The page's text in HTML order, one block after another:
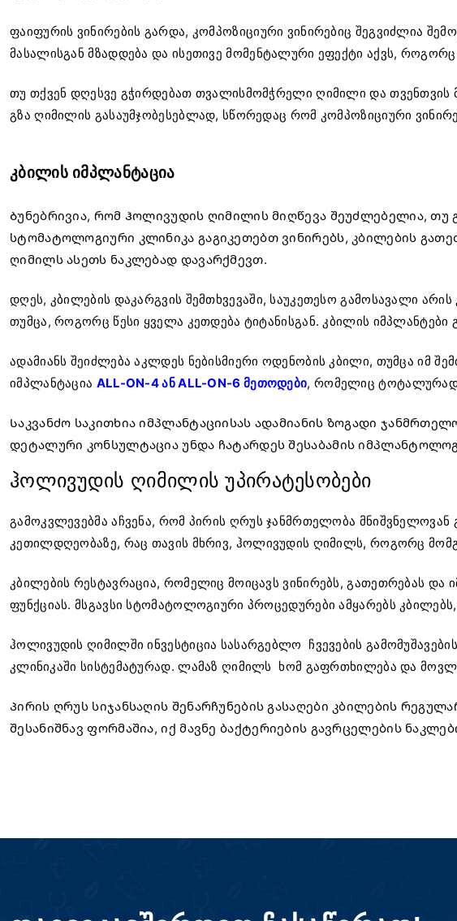
ფაიფურის ვინირების გარდა, კომპოზიციური ვინირებიც შეგვიძლია
მასალისგან მზადდება და ისეთივე მომენტალური ეფექტი აქვს,
თუ თქვენ დღესვე გჭირდებათ თვალისმომჭრელი ღიმილი და თვენთვის
გზა ღიმილის გასაუმჯობესებლად, სწორედაც რომ კომპოზიციური
კბილის იმპლანტაცია
Ბუნებრივია, რომ Ჰოლივუდის ღიმილის მიღწევა შეუძლებელია, თუ
სტომატოლოგიური კლინიკა გაგიკეთებთ ვინირებს, კბილების
ღიმილს ასეთს ნაკლებად დავარქმევთ.
დღეს, კბილების დაკარგვის შემთხვევაში, საუკეთესო გამოსავალი
თუმცა, როგორც წესი ყველა კეთდება ტიტანისგან. კბილის იმპლანტები
ადამიანს შეიძლება აკლდეს ნებისმიერი ოდენობის კბილი, თუმცა იმ
იმპლანტაცია ALL-ON-4 ან ALL-ON-6 მეთოდები, რომელიც ტოტალურად
Საკვანძო საკითხია იმპლანტაციისას ადამიანის ზოგადი
დეტალური კონსულტაცია უნდა ჩატარდეს შესაბამის
ჰოლივუდის ღიმილის უპირატესობები
გამოკვლევებმა აჩვენა, რომ პირის ღრუს ჯანმრთელობა
კეთილდღეობაზე, რაც თავის მხრივ, ჰოლივუდის ღიმილს, როგორც
კბილების რესტავრაცია, რომელიც მოიცავს ვინირებს, გათეთრებას და
ფუნქციას. მსგავსი სტომატოლოგიური პროცედურები ამყარებს
ჰოლივუდის ღიმილში ინვესტიცია სასარგებლო ჩვევების
კლინიკაში სისტემატურად. ლამაზ ღიმილს ხომ გაფრთხილება და
Პირის ღრუს სიჯანსაღის შენარჩუნების გასაღები კბილების
შესანიშნავ ფორმაშია, იქ მავნე ბაქტერიების გავრცელების